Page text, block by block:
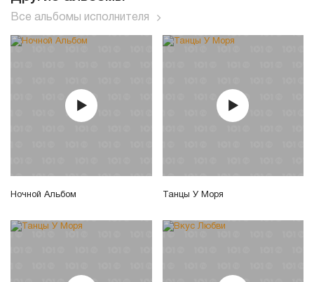
Все альбомы исполнителя
Ночной Альбом Танцы У Моря